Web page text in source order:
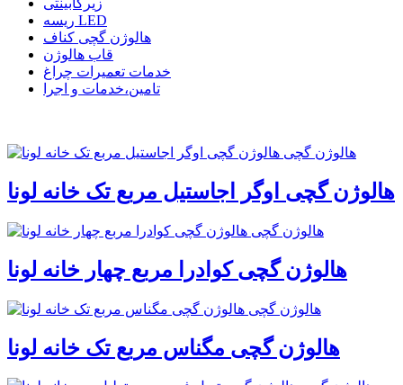
زیرکابینتی
ریسه LED
هالوژن گچی کناف
قاب هالوژن
خدمات تعمیرات چراغ
تامین،خدمات و اجرا
هالوژن گچی اوگر اجاستیل مربع تک خانه لونا
هالوژن گچی کوادرا مربع چهار خانه لونا
هالوژن گچی مگناس مربع تک خانه لونا